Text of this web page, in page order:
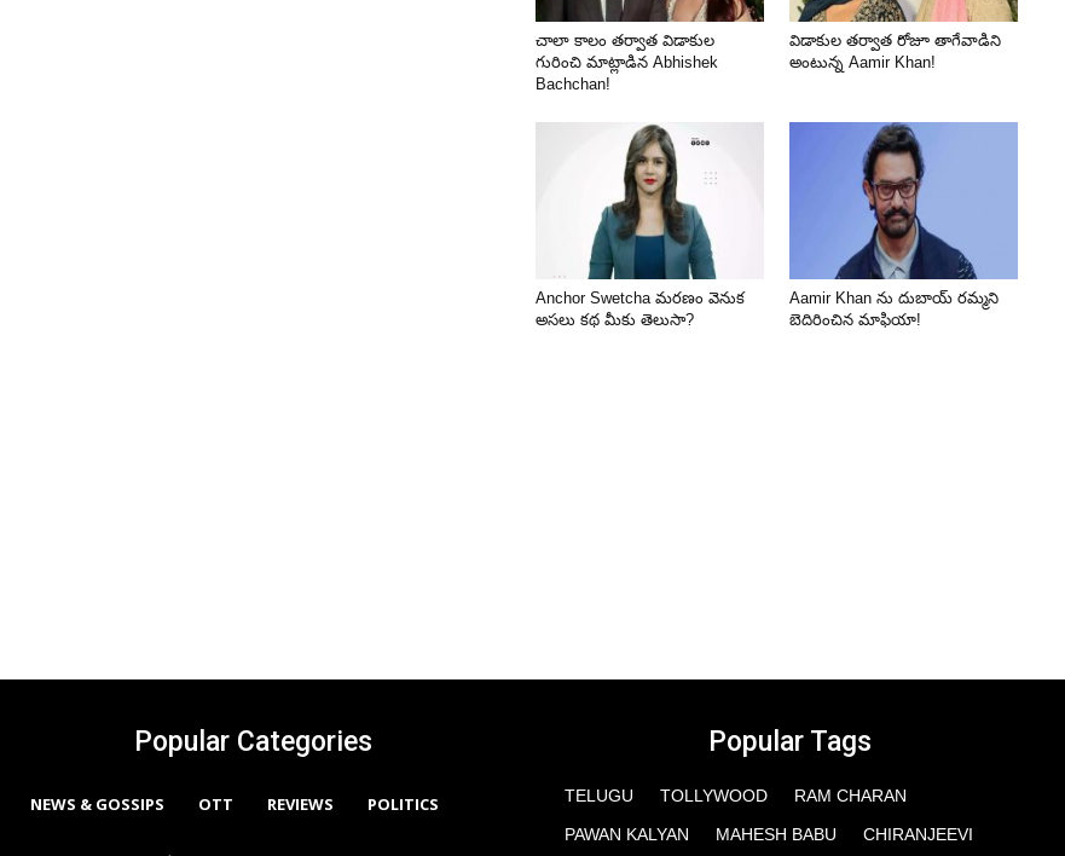
చాలా కాలం తర్వాత విడాకుల
గురించి మాట్లాడిన Abhishek
Bachchan!
విడాకుల తర్వాత రోజూ తాగేవాడిని
అంటున్న Aamir Khan!
Anchor Swetcha మరణం వెనుక
అసలు కథ మీకు తెలుసా?
Aamir Khan ను దుబాయ్ రమ్మని
బెదిరించిన మాఫియా!
Popular Categories
NEWS & GOSSIPS OTT REVIEWS POLITICS
Popular Tags
TELUGU TOLLYWOOD
RAM CHARAN
PAWAN KALYAN
MAHESH BABU CHIRANJEEVI